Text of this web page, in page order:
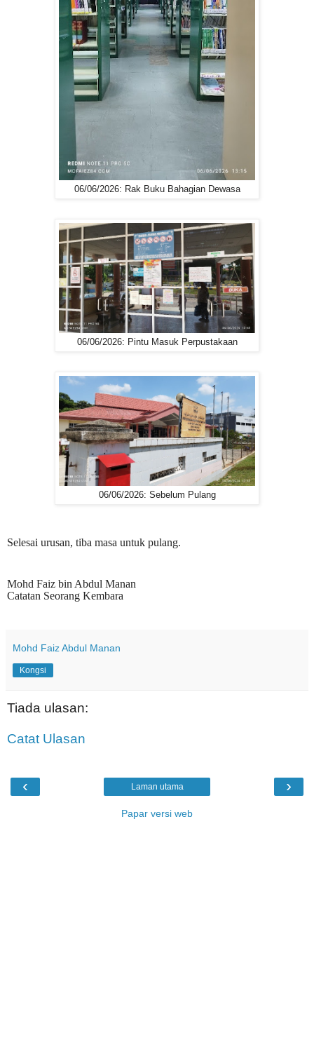
06/06/2026: Rak Buku Bahagian Dewasa
06/06/2026: Pintu Masuk Perpustakaan
06/06/2026: Sebelum Pulang
Selesai urusan, tiba masa untuk pulang.
Mohd Faiz bin Abdul Manan
Catatan Seorang Kembara
Mohd Faiz Abdul Manan
Kongsi
Tiada ulasan:
Catat Ulasan
‹ ›
Laman utama
Papar versi web